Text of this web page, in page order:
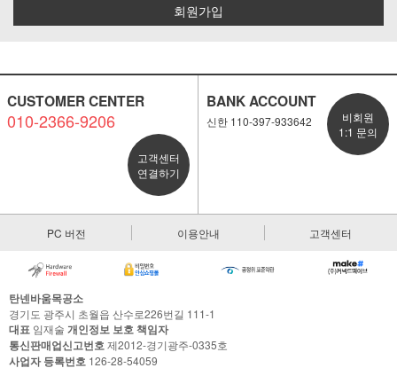
회원가입
CUSTOMER CENTER
010-2366-9206
고객센터
연결하기
BANK ACCOUNT
신한 110-397-933642
비회원
1:1 문의
PC 버전 이용안내 고객센터
탄넨바움목공소
경기도 광주시 초월읍 산수로226번길 111-1
대표 임재술 개인정보 보호 책임자
통신판매업신고번호제2012-경기광주-0335호
사업자 등록번호 126-28-54059